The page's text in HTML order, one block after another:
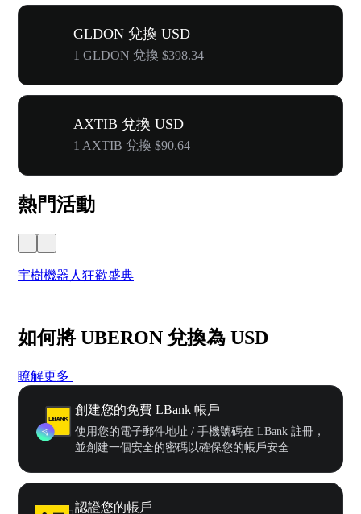
GLDON 兌換 USD
1 GLDON 兌換 $398.34
AXTIB 兌換 USD
1 AXTIB 兌換 $90.64
熱門活動
宇樹機器人狂歡盛典
如何將 UBERON 兌換為 USD
瞭解更多
創建您的免費 LBank 帳戶
使用您的電子郵件地址 / 手機號碼在 LBank 註冊，
並創建一個安全的密碼以確保您的帳戶安全
認證您的帳戶